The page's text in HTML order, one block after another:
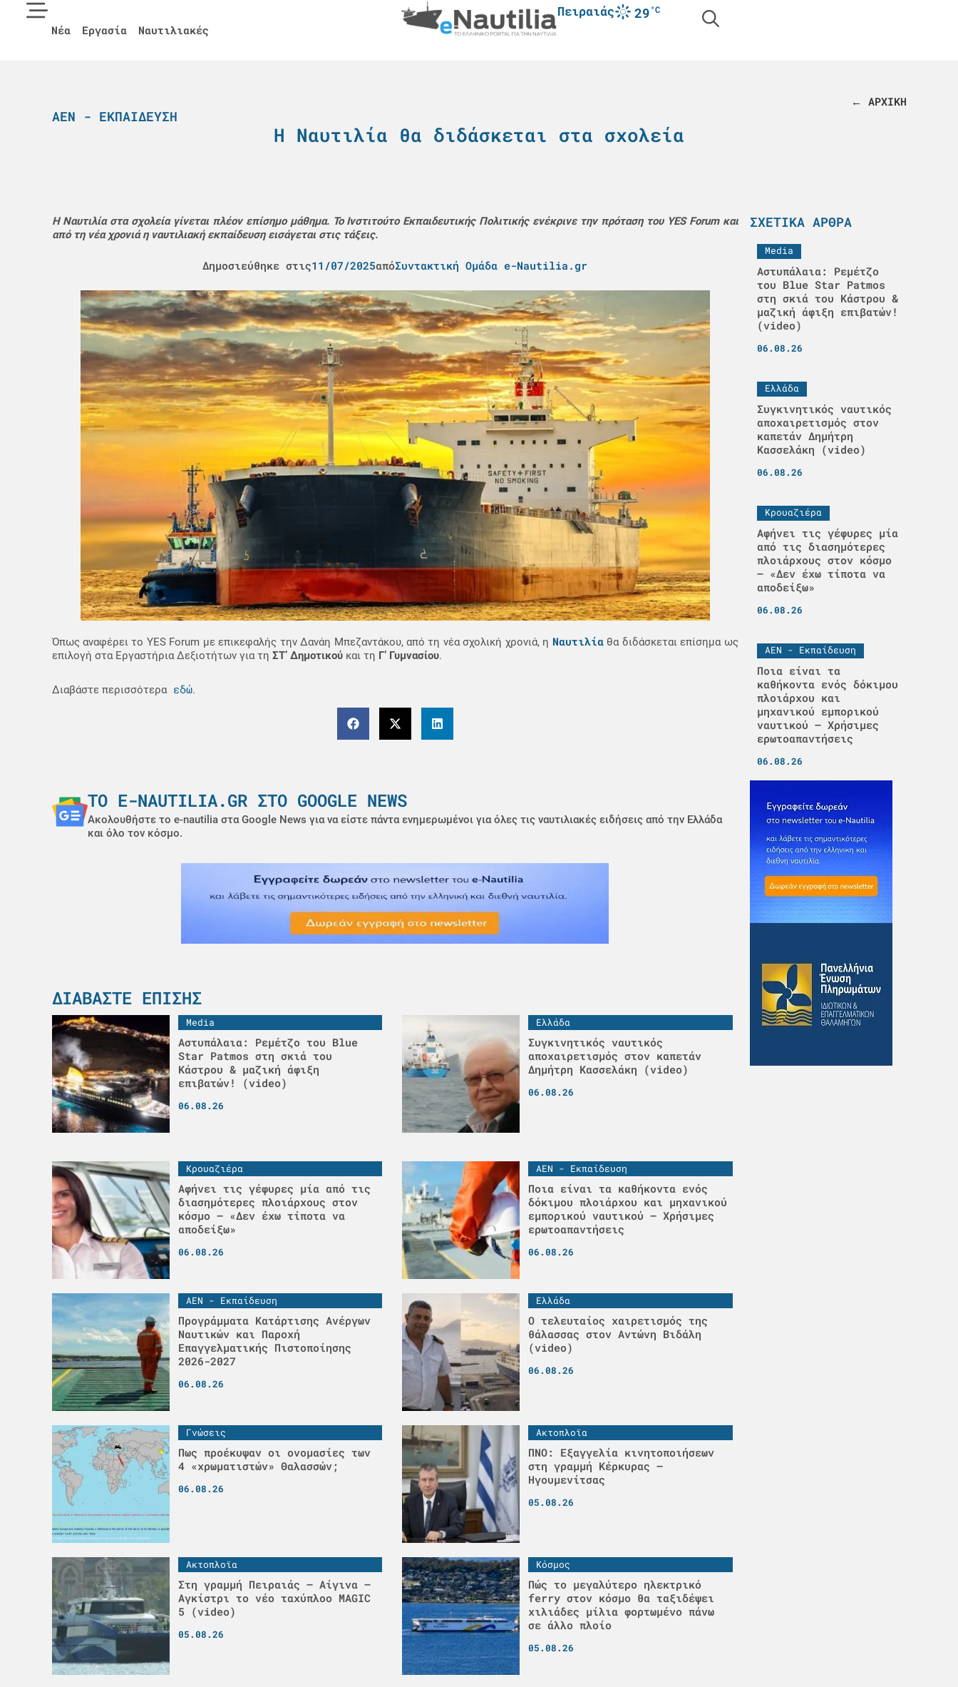
Νέα Εργασία Ναυτιλιακές
Πειραιάς 29°C
← ΑΡΧΙΚΗ
ΑΕΝ - ΕΚΠΑΊΔΕΥΣΗ
Η Ναυτιλία θα διδάσκεται στα σχολεία
Η Ναυτιλία στα σχολεία γίνεται πλέον επίσημο μάθημα. Το Ινστιτούτο Εκπαιδευτικής Πολιτικής ενέκρινε την πρόταση του YES Forum και
από τη νέα χρονιά η ναυτιλιακή εκπαίδευση εισάγεται στις τάξεις.
Δημοσιεύθηκε στις11/07/2025απόΣυντακτική Ομάδα e-Nautilia.gr
Όπως αναφέρει το YES Forum με επικεφαλής την Δανάη Μπεζαντάκου, από τη νέα σχολική χρονιά, η Ναυτιλίαθα διδάσκεται επίσημα ως
επιλογή στα Εργαστήρια Δεξιοτήτων για τη ΣΤ’ Δημοτικούκαι τη Γ’ Γυμνασίου.
Διαβάστε περισσότεραεδώ.
ΤΟ E-NAUTILIA.GR ΣΤΟ GOOGLE NEWS
Ακολουθήστε το e-nautilia στα Google News για να είστε πάντα ενημερωμένοι για όλες τις ναυτιλιακές ειδήσεις από την Ελλάδα
και όλο τον κόσμο.
ΔΙΑΒΆΣΤΕ ΕΠΊΣΗΣ
Media
Αστυπάλαια: Ρεμέτζο του Blue
Star Patmos στη σκιά του
Κάστρου & μαζική άφιξη
επιβατών! (video)
06.08.26
Ελλάδα
Συγκινητικός ναυτικός
αποχαιρετισμός στον καπετάν
Δημήτρη Κασσελάκη (video)
06.08.26
Κρουαζιέρα
Αφήνει τις γέφυρες μία από τις
διασημότερες πλοιάρχους στον
κόσμο – «Δεν έχω τίποτα να
αποδείξω»
06.08.26
ΑΕΝ - Εκπαίδευση
Ποια είναι τα καθήκοντα ενός
δόκιμου πλοιάρχου και μηχανικού
εμπορικού ναυτικού – Χρήσιμες
ερωτοαπαντήσεις
06.08.26
ΑΕΝ - Εκπαίδευση
Προγράμματα Κατάρτισης Ανέργων
Ναυτικών και Παροχή
Επαγγελματικής Πιστοποίησης
2026-2027
06.08.26
Ελλάδα
Ο τελευταίος χαιρετισμός της
θάλασσας στον Αντώνη Βιδάλη
(video)
06.08.26
Γνώσεις
Πως προέκυψαν οι ονομασίες των
4 «χρωματιστών» Θαλασσών;
06.08.26
Ακτοπλοϊα
ΠΝΟ: Εξαγγελία κινητοποιήσεων
στη γραμμή Κέρκυρας –
Ηγουμενίτσας
05.08.26
Ακτοπλοϊα
Στη γραμμή Πειραιάς – Αίγινα –
Αγκίστρι το νέο ταχύπλοο MAGIC
5 (video)
05.08.26
Κόσμος
Πώς το μεγαλύτερο ηλεκτρικό
ferry στον κόσμο θα ταξιδέψει
χιλιάδες μίλια φορτωμένο πάνω
σε άλλο πλοίο
05.08.26
ΣΧΕΤΙΚΆ ΆΡΘΡΑ
Media
Αστυπάλαια: Ρεμέτζο
του Blue Star Patmos
στη σκιά του Κάστρου &
μαζική άφιξη επιβατών!
(video)
06.08.26
Ελλάδα
Συγκινητικός ναυτικός
αποχαιρετισμός στον
καπετάν Δημήτρη
Κασσελάκη (video)
06.08.26
Κρουαζιέρα
Αφήνει τις γέφυρες μία
από τις διασημότερες
πλοιάρχους στον κόσμο
– «Δεν έχω τίποτα να
αποδείξω»
06.08.26
ΑΕΝ - Εκπαίδευση
Ποια είναι τα
καθήκοντα ενός δόκιμου
πλοιάρχου και
μηχανικού εμπορικού
ναυτικού – Χρήσιμες
ερωτοαπαντήσεις
06.08.26